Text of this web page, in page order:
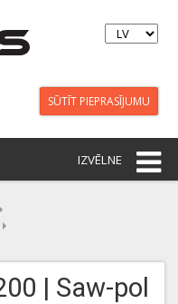
SŪTĪT PIEPRASĪJUMU
IZVĒLNE
| Saw-pol